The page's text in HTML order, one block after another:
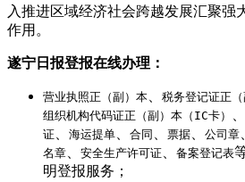
入推进区域经济社会跨越发展汇聚强
作用。
遂宁日报登报在线办理：
营业执照正（副）本 税务登记证正
组织机构代码证正（副）本（IC卡）
证
海运提单 合同 票据 公司章
名章
安全生产许可证 备案登记表
明登报服务；